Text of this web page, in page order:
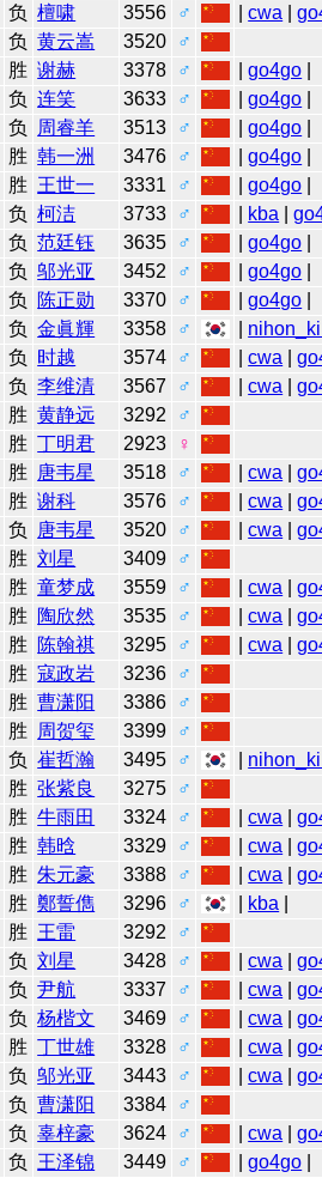
负 檀啸 3556 ♂ |cwa |
负 黄云嵩 3520
♂
胜 谢赫 3378 ♂ |go4go
负 连笑 3633 ♂ |go4go
负 周睿羊 3513 ♂ |go4go
胜 韩一洲 3476 ♂ |go4go
胜 王世一 3331 ♂ |go4go
负 柯洁 3733 ♂ kba |
负 范廷钰 3635 ♂ |go4go
负 邬光亚 3452 ♂ |go4go
负 陈正勋 3370 ♂ |go4go
负 金眞輝 3358 ♂
负 时越 3574 ♂ |cwa |
负 李维清 3567 ♂ |cwa |
胜 黄静远 3292
♂
胜 丁明君 2923
♀
胜 唐韦星 3518 ♂ |cwa |
胜 谢科 3576 ♂ |cwa |
负 唐韦星 3520 ♂ |cwa |
胜 刘星 3409
♂
胜 童梦成 3559 ♂ |cwa |
胜 陶欣然 3535 ♂ |cwa |
胜 陈翰祺 3295 ♂ |cwa |
胜 寇政岩 3236
♂
胜 曹潇阳 3386
♂
胜 周贺玺 3399
♂
负 崔哲瀚 3495 ♂
胜 张紫良 3275
♂
胜 牛雨田 3324 ♂ |cwa |
胜 韩晗 3329 ♂ |cwa |
胜 朱元豪 3388 ♂ |cwa |
胜 鄭誓儁 3296 ♂ kba
胜 王雷 3292
♂
负 刘星 3428 ♂ |cwa |
负 尹航 3337 ♂ |cwa |
负 杨楷文 3469 ♂ |cwa |
胜 丁世雄 3328 ♂ |cwa |
负 邬光亚 3443 ♂ |cwa |
负 曹潇阳 3384
♂
负 辜梓豪 3624 ♂ |cwa |
负 王泽锦 3449 ♂ |go4go